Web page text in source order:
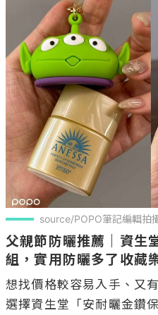
source/POPO筆記編輯拍
父親節防曬推薦｜資生
組，實用防曬多了收藏
想找價格較容易入手、又
選擇資生堂「安耐曬金鑽